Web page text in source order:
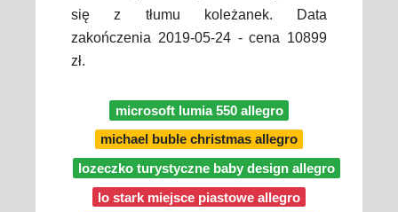
się z tłumu koleżanek. Data
zakończenia 2019-05-24 - cena 10899
zł.
microsoft lumia 550 allegro
michael buble christmas allegro
lozeczko turystyczne baby design allegro
lo stark miejsce piastowe allegro